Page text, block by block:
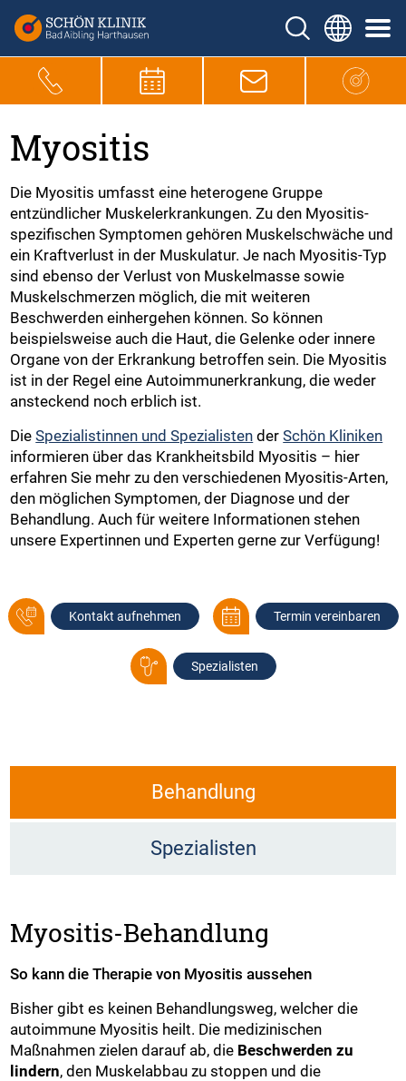
Myositis
Die Myositis umfasst eine heterogene Gruppe
entzündlicher Muskelerkrankungen. Zu den Myositis-
spezifischen Symptomen gehören Muskelschwäche und
ein Kraftverlust in der Muskulatur. Je nach Myositis-Typ
sind ebenso der Verlust von Muskelmasse sowie
Muskelschmerzen möglich, die mit weiteren
Beschwerden einhergehen können. So können
beispielsweise auch die Haut, die Gelenke oder innere
Organe von der Erkrankung betroffen sein. Die Myositis
ist in der Regel eine Autoimmunerkrankung, die weder
ansteckend noch erblich ist.
DieSpezialistinnen und Spezialisten derSchön Kliniken
informieren über das Krankheitsbild Myositis – hier
erfahren Sie mehr zu den verschiedenen Myositis-Arten,
den möglichen Symptomen, der Diagnose und der
Behandlung. Auch für weitere Informationen stehen
unsere Expertinnen und Experten gerne zur Verfügung!
Kontakt aufnehmen Termin vereinbaren
Spezialisten
Behandlung
Spezialisten
Myositis-Behandlung
So kann die Therapie von Myositis aussehen
Bisher gibt es keinen Behandlungsweg, welcher die
autoimmune Myositis heilt. Die medizinischen
Maßnahmen zielen darauf ab, die Beschwerden zu
lindern, den Muskelabbau zu stoppen und die